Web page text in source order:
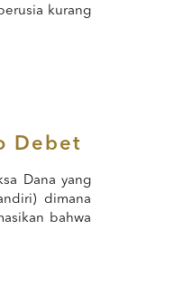
kurang
Debet
Dana yang
dimana
bahwa